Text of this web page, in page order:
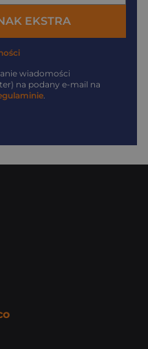
EKSTRA
wiadomości
na podany e-mail na